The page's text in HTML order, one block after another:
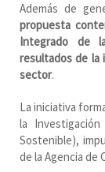
Además de
propuesta
Integrado de
resultados de la
sector.
La iniciativa
la
Sostenible),
de la Agencia de